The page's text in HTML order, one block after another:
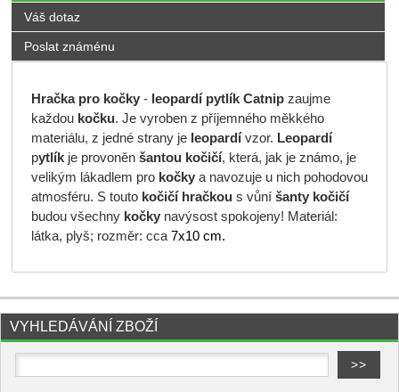
Váš dotaz
Poslat známénu
Hračka pro kočky - leopardí pytlík Catnipzaujme
každou kočku. Je vyroben z příjemného měkkého
materiálu, z jedné strany je leopardívzor. Leopardí
pytlík je provoněn šantou kočičí, která, jak je známo, je
velikým lákadlem pro kočky a navozuje u nich pohodovou
atmosféru. S touto kočičí hračkous vůní šanty kočičí
budou všechny kočky navýsost spokojeny! Materiál:
látka, plyš; rozměr: cca7x10 cm.
VYHLEDÁVÁNÍ ZBOŽÍ